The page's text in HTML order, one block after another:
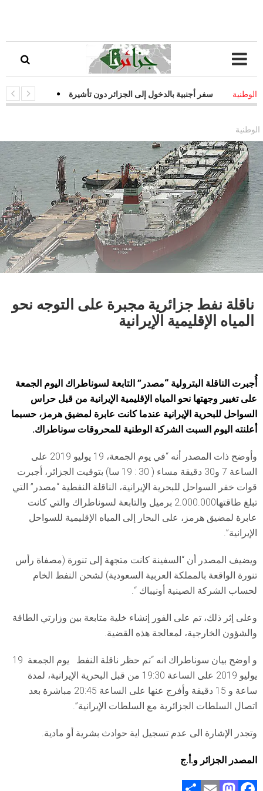
الوطنية
سفر أجنبية بالدخول إلى الجزائر دون تأشيرة - قفزة نوعية في التحول
الوطنية
ناقلة نفط جزائرية مجبرة على التوجه نحو
المياه الإقليمية الإيرانية
أُجبرت الناقلة البترولية “مصدر” التابعة لسوناطراك اليوم الجمعة
على تغيير وجهتها نحو المياه الإقليمية الإيرانية من قبل حراس
السواحل للبحرية الإيرانية عندما كانت عابرة لمضيق هرمز، حسبما
أعلنته اليوم السبت الشركة الوطنية للمحروقات سوناطراك.
وأوضح ذات المصدر أنه “في يوم الجمعة، 19 يوليو 2019 على
الساعة 7 و30 دقيقة مساء ( 30 : 19 سا) بتوقيت الجزائر، أجبرت
قوات خفر السواحل للبحرية الإيرانية، الناقلة النفطية “مصدر” التي
تبلغ طاقتها2.000.000 برميل والتابعة لسوناطراك والتي كانت
عابرة لمضيق هرمز، على البحار إلى المياه الإقليمية للسواحل
الإيرانية”.
ويضيف المصدر أن “السفينة كانت متجهة إلى تنورة (مصفاة رأس
تنورة الواقعة بالمملكة العربية السعودية) لشحن النفط الخام
لحساب الشركة الصينية أونيباك “.
وعلى إثر ذلك، تم على الفور إنشاء خلية متابعة بين وزارتي الطاقة
والشؤون الخارجية، لمعالجة هذه القضية.
و اوضح بيان سوناطراك انه “تم حظر ناقلة النفط يوم الجمعة 19
يوليو 2019 على الساعة 19:30 من قبل البحرية الإيرانية، لمدة
ساعة و 15 دقيقة وأفرج عنها على الساعة 20:45 مباشرة بعد
اتصال السلطات الجزائرية مع السلطات الإيرانية”.
وتجدر الإشارة الى عدم تسجيل اية حوادث بشرية أو مادية.
المصدر الجزائر و.أ.ج